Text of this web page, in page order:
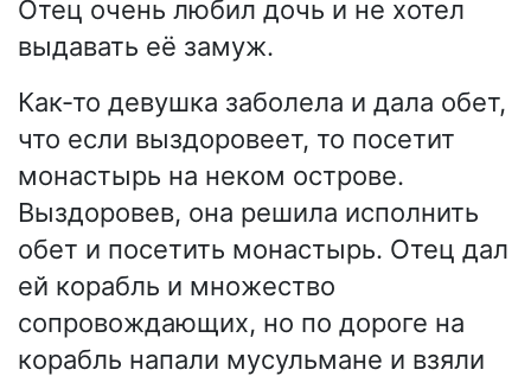
Отец очень любил дочь и не хотел
выдавать её замуж.
Как-то девушка заболела и дала обет,
что если выздоровеет, то посетит
монастырь на неком острове.
Выздоровев, она решила исполнить
обет и посетить монастырь. Отец дал
ей корабль и множество
сопровождающих, но по дороге на
корабль напали мусульмане и взяли